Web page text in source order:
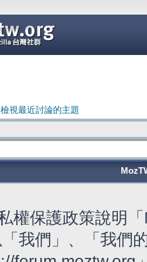
檢視最近討論的主題
權保護政策說明
我們」、「我們